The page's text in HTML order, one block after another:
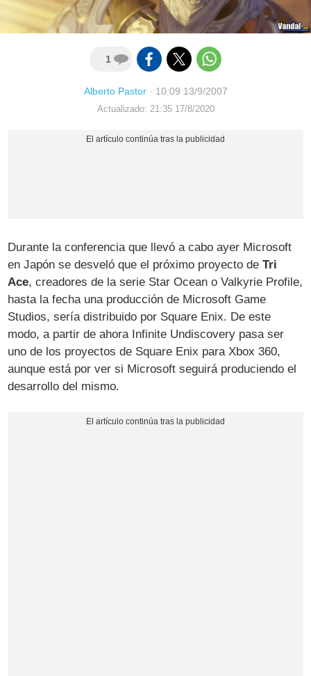
1
Alberto Pastor· 10:09 13/9/2007
Actualizado: 21:35 17/8/2020
Durante la conferencia que llevó a cabo ayer Microsoft
en Japón se desveló que el próximo proyecto deTri
Ace, creadores de la serie Star Ocean o Valkyrie Profile,
hasta la fecha una producción de Microsoft Game
Studios, sería distribuido por Square Enix. De este
modo, a partir de ahora Infinite Undiscovery pasa ser
uno de los proyectos de Square Enix para Xbox 360,
aunque está por ver si Microsoft seguirá produciendo el
desarrollo del mismo.